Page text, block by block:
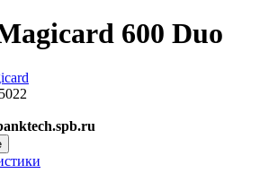
600 Duo